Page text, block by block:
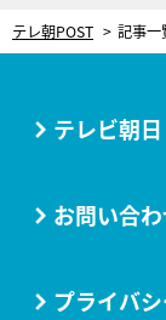
テレ朝POST 記事一
テレビ朝日
お問い合
プライバ